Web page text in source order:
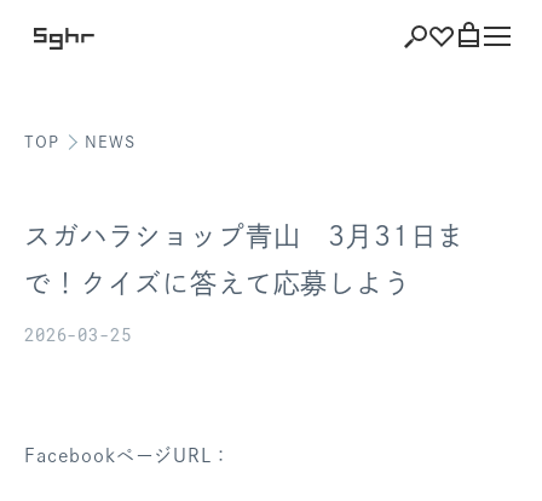
ショッピング バッグを見る
TOP NEWS
スガハラショップ青山 3月31日ま
で！クイズに答えて応募しよう
2026-03-25
FacebookページURL：